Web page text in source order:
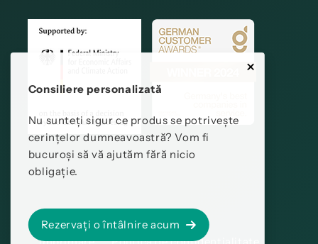
Consiliere personalizată
Nu sunteți sigur ce produs se potrivește
cerințelor dumneavoastră? Vom fi
bucuroși să vă ajutăm fără nicio
obligație.
Rezervați o întâlnire acum